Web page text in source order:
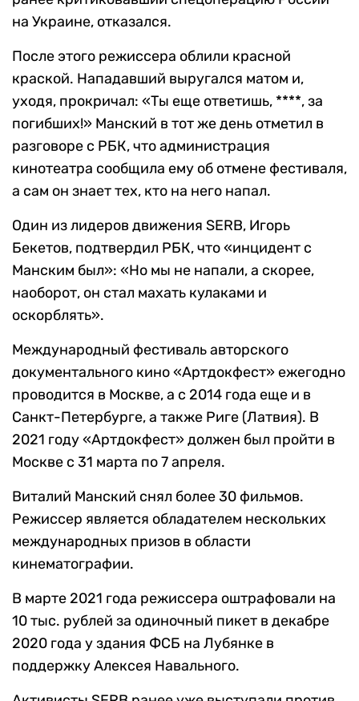
на Украине, отказался.
После этого режиссера облили красной
краской. Нападавший выругался матом и,
уходя, прокричал: «Ты еще ответишь, ****, за
погибших!» Манский в тот же день отметил в
разговоре с РБК, что администрация
кинотеатра сообщила ему об отмене фестиваля,
а сам он знает тех, кто на него напал.
Один из лидеров движения SERB, Игорь
Бекетов, подтвердил РБК, что «инцидент с
Манским был»: «Но мы не напали, а скорее,
наоборот, он стал махать кулаками и
оскорблять».
Международный фестиваль авторского
документального кино «Артдокфест» ежегодно
проводится в Москве, а с 2014 года еще и в
Санкт-Петербурге, а также Риге (Латвия). В
2021 году «Артдокфест» должен был пройти в
Москве с 31 марта по 7 апреля.
Виталий Манский снял более 30 фильмов.
Режиссер является обладателем нескольких
международных призов в области
кинематографии.
В марте 2021 года режиссера оштрафовали на
10 тыс. рублей за одиночный пикет в декабре
2020 года у здания ФСБ на Лубянке в
поддержку Алексея Навального.